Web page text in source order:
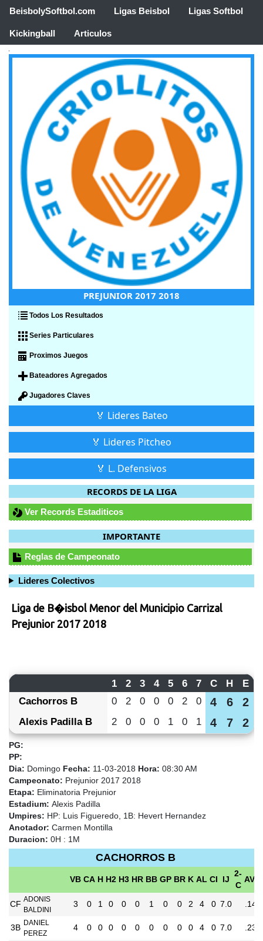
BeisbolySoftbol.com Ligas Beisbol Ligas Softbol
Kickingball Articulos
PREJUNIOR 2017 2018
Todos Los Resultados
Series Particulares
Proximos Juegos
Bateadores Agregados
Jugadores Claves
🏅 Lideres Bateo
🏅 Lideres Pitcheo
🏅 L. Defensivos
RECORDS DE LA LIGA
Ver Records Estaditicos
IMPORTANTE
Reglas de Campeonato
Lideres Colectivos
Liga de B�isbol Menor del Municipio Carrizal
Prejunior 2017 2018
1 2 3 4 5 6 7 C H
E
Cachorros B
0 2 0 0 0 2 0 4 6 2
Alexis Padilla B 2 0 0 0 1 0 1 4 7 2
PG:
PP:
Dia: Domingo Fecha: 11-03-2018 Hora: 08:30 AM
Campeonato: Prejunior 2017 2018
Etapa: Eliminatoria Prejunior
Estadium: Alexis Padilla
Umpires: HP: Luis Figueredo, 1B: Hevert Hernandez
Anotador: Carmen Montilla
Duracion: 0H : 1M
CACHORROS B
VB CA H H2 H3 HR BB GP BR K AL CI IJ
2-
C
AVG
CF
ADONIS
BALDINI
3 0 1 0 0 0 1 0 0 2 4 0 7.0 .143
3B
DANIEL
PEREZ
4 0 0 0 0 0 0 0 0 0 4 0 7.0 .231